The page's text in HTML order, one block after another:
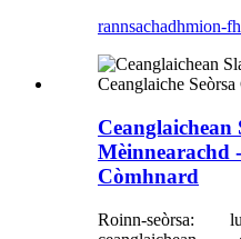
rannsachadhmion-
Mèinnearachd
Còmhnard
Roinn-seòrsa: